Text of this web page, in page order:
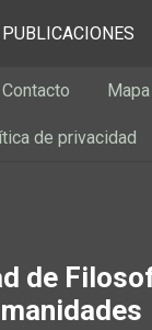
PUBLICACIONES
Contacto
de privacidad
de